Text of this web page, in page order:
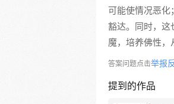
可能使情况恶化
豁达。同时，这
魔，培养佛性，
答案问题点击举报
提到的作品